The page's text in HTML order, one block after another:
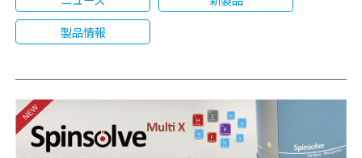
製品情報